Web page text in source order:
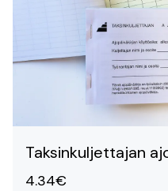
Taksinkuljettajan
4.34€